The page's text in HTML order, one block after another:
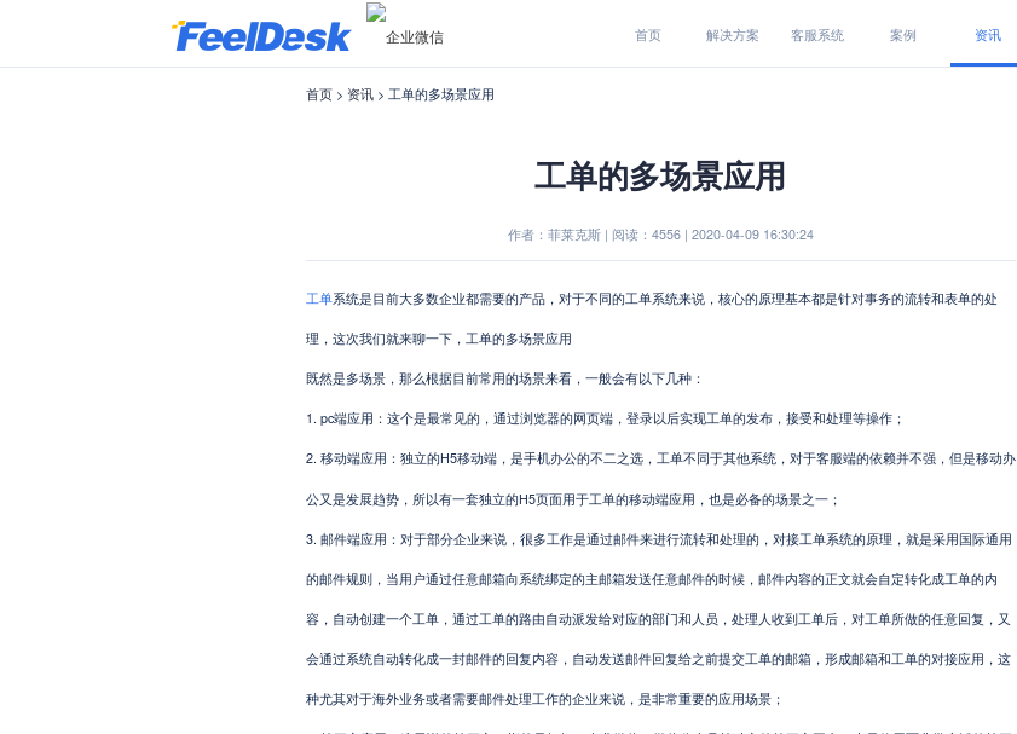
首页 解决方案 客服系统 案例 资讯
首页> 资讯> 工单的多场景应用
工单的多场景应用
作者：菲莱克斯 | 阅读：4556 | 2020-04-09 16:30:24
工单系统是目前大多数企业都需要的产品，对于不同的工单系统来说，核心的原理基本都是针对事务的流转和表单的处
理，这次我们就来聊一下，工单的多场景应用
既然是多场景，那么根据目前常用的场景来看，一般会有以下几种：
1. pc端应用：这个是最常见的，通过浏览器的网页端，登录以后实现工单的发布，接受和处理等操作；
2. 移动端应用：独立的H5移动端，是手机办公的不二之选，工单不同于其他系统，对于客服端的依赖并不强，但是移动办
公又是发展趋势，所以有一套独立的H5页面用于工单的移动端应用，也是必备的场景之一；
3. 邮件端应用：对于部分企业来说，很多工作是通过邮件来进行流转和处理的，对接工单系统的原理，就是采用国际通用
的邮件规则，当用户通过任意邮箱向系统绑定的主邮箱发送任意邮件的时候，邮件内容的正文就会自定转化成工单的内
容，自动创建一个工单，通过工单的路由自动派发给对应的部门和人员，处理人收到工单后，对工单所做的任意回复，又
会通过系统自动转化成一封邮件的回复内容，自动发送邮件回复给之前提交工单的邮箱，形成邮箱和工单的对接应用，这
种尤其对于海外业务或者需要邮件处理工作的企业来说，是非常重要的应用场景；